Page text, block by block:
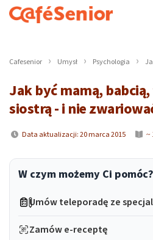
Cafesenior Umysł Psychologia
Jak być mamą,
siostrą - i nie
Data aktualizacji: 20 marca 2015 ~
W czym możemy Ci pomóc?
Umów teleporadę ze
Zamów e-receptę